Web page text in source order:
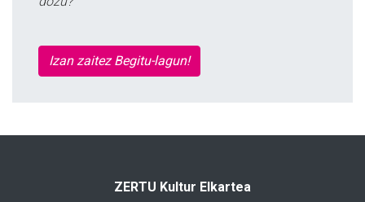
Izan zaitez Begitu-lagun!
ZERTU Kultur Elkartea